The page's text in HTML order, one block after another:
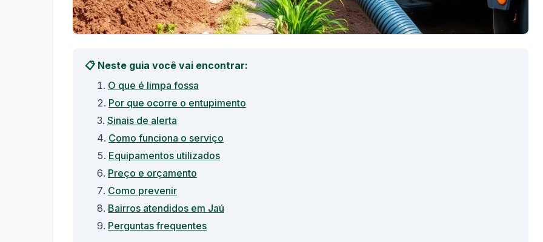
📋 Neste guia você vai encontrar:
O que é limpa fossa
Por que ocorre o entupimento
Sinais de alerta
Como funciona o serviço
Equipamentos utilizados
Preço e orçamento
Como prevenir
Bairros atendidos em Jaú
Perguntas frequentes